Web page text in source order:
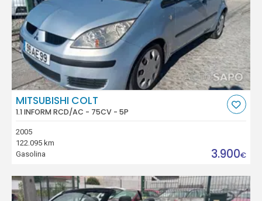
MITSUBISHI COLT
1.1 INFORM RCD/AC - 75CV - 5P
2005
122.095 km
Gasolina
3.900€